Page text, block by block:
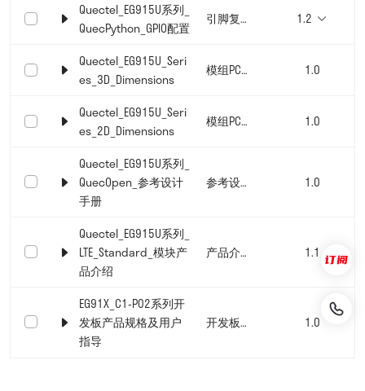
Quectel_EG915U系列_
QuecPython_GPIO配置
引脚复用表 1.2
Quectel_EG915U_Seri
es_3D_Dimensions
模组PCB封装 1.0
Quectel_EG915U_Seri
es_2D_Dimensions
模组PCB封装 1.0
Quectel_EG915U系列_
QuecOpen_参考设计
手册
参考设计手册 1.0
Quectel_EG915U系列_
LTE_Standard_模块产
品介绍
产品介绍文档 1.1
EG91X_C1-P02系列开
发板产品规格及用户
指导
开发板文档 1.0